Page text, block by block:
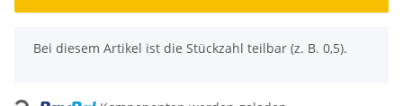
x
Bei diesem Artikel ist die Stückzahl teilbar (z. B. 0,5).
Loading...